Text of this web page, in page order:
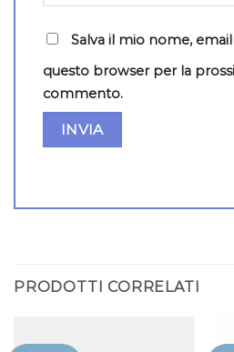
Salva il mio nome,
questo browser per la
commento.
PRODOTTI CORRELATI